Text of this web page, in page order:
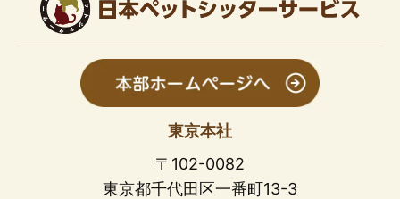
東京本社
〒102-0082
東京都千代田区一番町13-3